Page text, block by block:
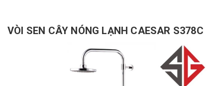
VÒI SEN CÂY NÓNG LẠNH CAESAR S378C